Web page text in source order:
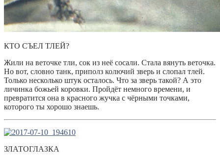
КТО СЪЕЛ ТЛЕЙ?
Жили на веточке тли, сок из неё сосали. Стала вянуть веточка.
Но вот, словно танк, приполз колючий зверь и слопал тлей.
Только несколько штук осталось. Что за зверь такой? А это
личинка божьей коровки. Пройдёт немного времени, и
превратится она в красного жучка с чёрными точками,
которого ты хорошо знаешь.
ЗЛАТОГЛАЗКА